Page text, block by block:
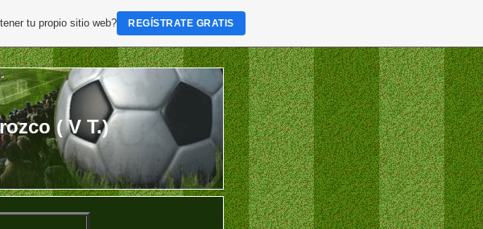
( V T.)
tu propio sitio web? REGÍSTRATE GRATIS